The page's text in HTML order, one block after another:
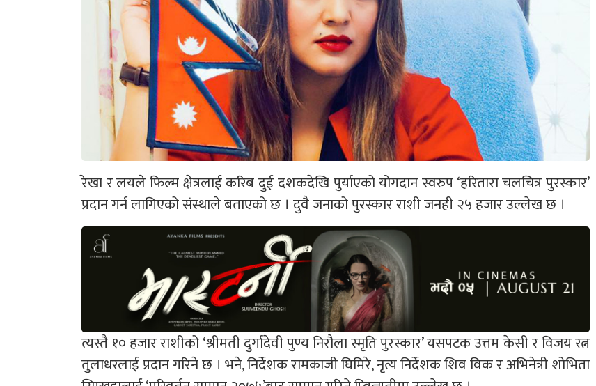
रेखा र लयले फिल्म क्षेत्रलाई करिब दुई दशकदेखि पुर्याएको योगदान स्वरुप ‘हरितारा चलचित्र पुरस्कार’
प्रदान गर्न लागिएको संस्थाले बताएको छ । दुवै जनाको पुरस्कार राशी जनही २५ हजार उल्लेख छ ।
त्यस्तै १० हजार राशीको ‘श्रीमती दुर्गादेवी पुण्य निरौला स्मृति पुरस्कार’ यसपटक उत्तम केसी र विजय रत्न
तुलाधरलाई प्रदान गरिने छ । भने, निर्देशक रामकाजी घिमिरे, नृत्य निर्देशक शिव विक र अभिनेत्री शोभिता